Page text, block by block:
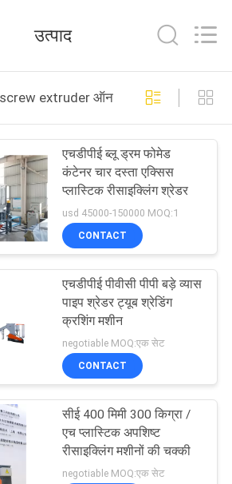
उत्पाद
extruder ऑनलाइन निर्माण
एचडीपीई ब्लू ड्रम फोमेड
कंटेनर चार दस्ता एक्सिस
प्लास्टिक रीसाइक्लिंग श्रेडर
usd 45000-150000 MOQ:1
CONTACT
एचडीपीई पीवीसी पीपी बड़े व्यास
पाइप श्रेडर ट्यूब श्रेडिंग
क्रशिंग मशीन
negotiable MOQ:एक सेट
CONTACT
सीई 400 मिमी 300 किग्रा /
एच प्लास्टिक अपशिष्ट
रीसाइक्लिंग मशीनों की चक्की
negotiable MOQ:एक सेट